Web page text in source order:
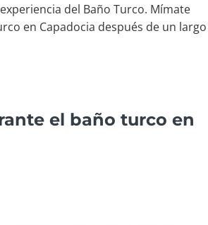
del Baño Turco. Mímate
en Capadocia después de un largo
el baño turco en